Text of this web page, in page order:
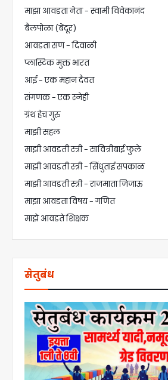
माझा आवडता नेता - स्वामी विवेकानंद
बैलपोळा (बेंदूर)
आवडता सण - दिवाळी
प्लास्टिक मुक्त भारत
आई - एक महान दैवत
संगणक - एक स्नेही
ग्रंथ हेच गुरु
माझी सहल
माझी आवडती स्त्री - सावित्रीबाई फुले
माझी आवडती स्त्री - सिंधुताई सपकाळ
माझी आवडती स्त्री - राजमाता जिजाऊ
माझा आवडता विषय - गणित
माझे आवडते शिक्षक
सेतुबंध